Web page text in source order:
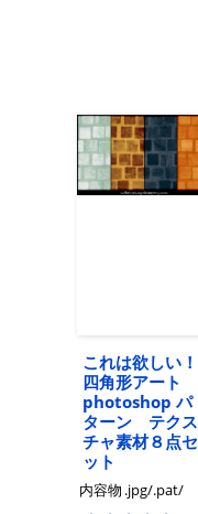
これは欲しい！
四角形アート
photoshop パ
ターン テクス
チャ素材８点セ
ット
内容物 .jpg/.pat/